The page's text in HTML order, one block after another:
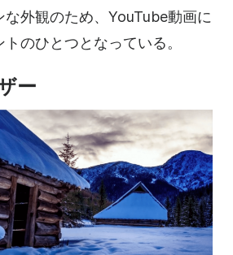
な外観のため、YouTube動画に
のひとつとなっている。
ー